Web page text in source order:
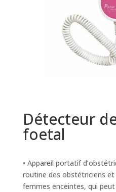
Détecteur
foetal
• Appareil portatif
routine des obstétriciens
femmes enceintes, qui